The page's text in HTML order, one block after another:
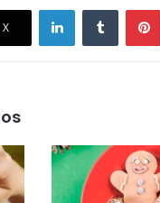
X
LinkedInTumblr